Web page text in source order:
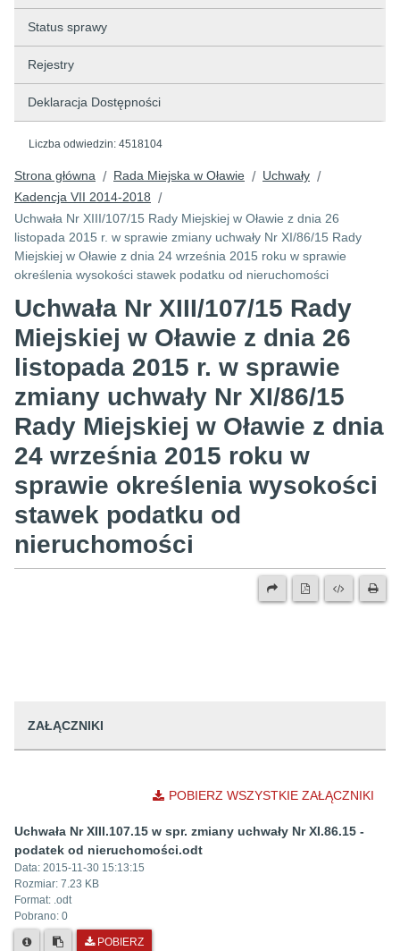
Status sprawy
Rejestry
Deklaracja Dostępności
Liczba odwiedzin: 4518104
Strona główna / Rada Miejska w Oławie / Uchwały /
Kadencja VII 2014-2018 /
Uchwała Nr XIII/107/15 Rady Miejskiej w Oławie z dnia 26
listopada 2015 r. w sprawie zmiany uchwały Nr XI/86/15 Rady
Miejskiej w Oławie z dnia 24 września 2015 roku w sprawie
określenia wysokości stawek podatku od nieruchomości
Uchwała Nr XIII/107/15 Rady
Miejskiej w Oławie z dnia 26
listopada 2015 r. w sprawie
zmiany uchwały Nr XI/86/15
Rady Miejskiej w Oławie z dnia
24 września 2015 roku w
sprawie określenia wysokości
stawek podatku od
nieruchomości
ZAŁĄCZNIKI
POBIERZ WSZYSTKIE ZAŁĄCZNIKI
Uchwała Nr XIII.107.15 w spr. zmiany uchwały Nr XI.86.15 -
podatek od nieruchomości.odt
Data: 2015-11-30 15:13:15
Rozmiar: 7.23 KB
Format: .odt
Pobrano: 0
POBIERZ